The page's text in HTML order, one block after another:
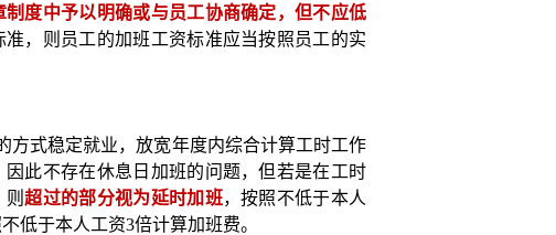
度中予以明确或与员工协商确定，但不应低
，则员工的加班工资标准应当按照员工的实
方式稳定就业，放宽年度内综合计算工时工作
此不存在休息日加班的问题，但若是在工时
则超过的部分视为延时加班，按照不低于本人
低于本人工资3倍计算加班费。